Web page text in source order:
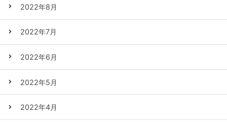
2022年8月
2022年7月
2022年6月
2022年5月
2022年4月